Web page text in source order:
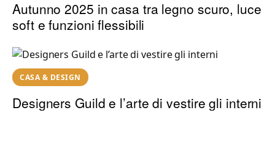
Autunno 2025 in casa tra legno scuro, luce
soft e funzioni flessibili
CASA & DESIGN
Designers Guild e l’arte di vestire gli interni